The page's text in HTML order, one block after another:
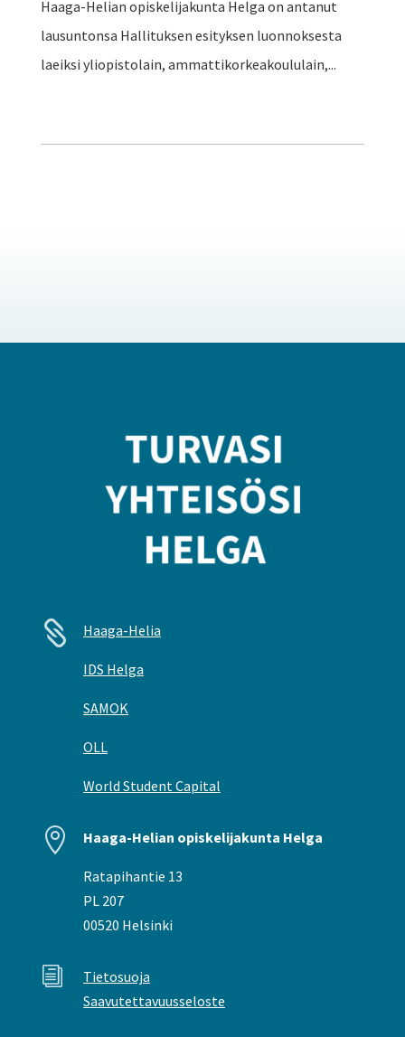
Haaga-Helian opiskelijakunta Helga on antanut
lausuntonsa Hallituksen esityksen luonnoksesta
laeiksi yliopistolain, ammattikorkeakoululain,...
 Haaga-Helia
IDS Helga
SAMOK
OLL
World Student Capital
 Haaga-Helian opiskelijakunta Helga
Ratapihantie 13
PL 207
00520 Helsinki
i
Tietosuoja
Saavutettavuusseloste